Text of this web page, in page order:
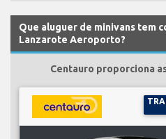
Que aluguer de minivans tem
Lanzarote Aeroporto?
Centauro proporciona